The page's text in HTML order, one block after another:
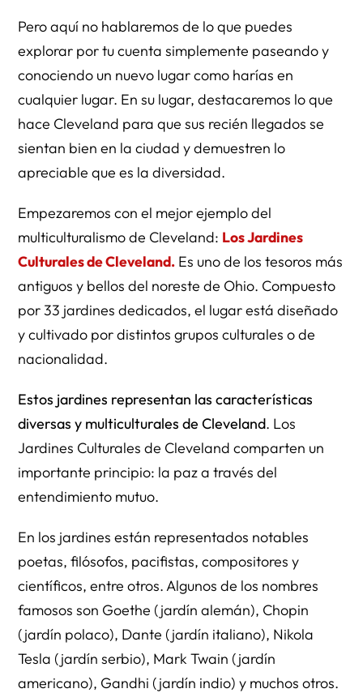
Pero aquí no hablaremos de lo que puedes
explorar por tu cuenta simplemente paseando y
conociendo un nuevo lugar como harías en
cualquier lugar. En su lugar, destacaremos lo que
hace Cleveland para que sus recién llegados se
sientan bien en la ciudad y demuestren lo
apreciable que es la diversidad.
Empezaremos con el mejor ejemplo del
multiculturalismo de Cleveland: Los Jardines
Culturales de Cleveland. Es uno de los tesoros más
antiguos y bellos del noreste de Ohio. Compuesto
por 33 jardines dedicados, el lugar está diseñado
y cultivado por distintos grupos culturales o de
nacionalidad.
Estos jardines representan las características
diversas y multiculturales de Cleveland. Los
Jardines Culturales de Cleveland comparten un
importante principio: la paz a través del
entendimiento mutuo.
En los jardines están representados notables
poetas, filósofos, pacifistas, compositores y
científicos, entre otros. Algunos de los nombres
famosos son Goethe (jardín alemán), Chopin
(jardín polaco), Dante (jardín italiano), Nikola
Tesla (jardín serbio), Mark Twain (jardín
americano), Gandhi (jardín indio) y muchos otros.